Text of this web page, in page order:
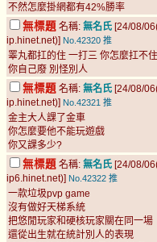
不然怎麼掛網都有42%勝率
無標題 名稱: 無名氏 [24/08/
ip.hinet.net)] No.42320 推
睪丸都扛的住 一打三 你怎麼扛不住
你自己廢 別怪別人
無標題 名稱: 無名氏 [24/08/
ip.hinet.net)] No.42321 推
金主大人課了金車
你怎麼要他不能玩遊戲
你又課多少?
無標題 名稱: 無名氏 [24/08/
ip6.hinet.net)] No.42322 推
一款垃圾pvp game
沒有做好天梯系統
把悠閒玩家和硬核玩家關在同一場
還從出生就在統計別人的表現